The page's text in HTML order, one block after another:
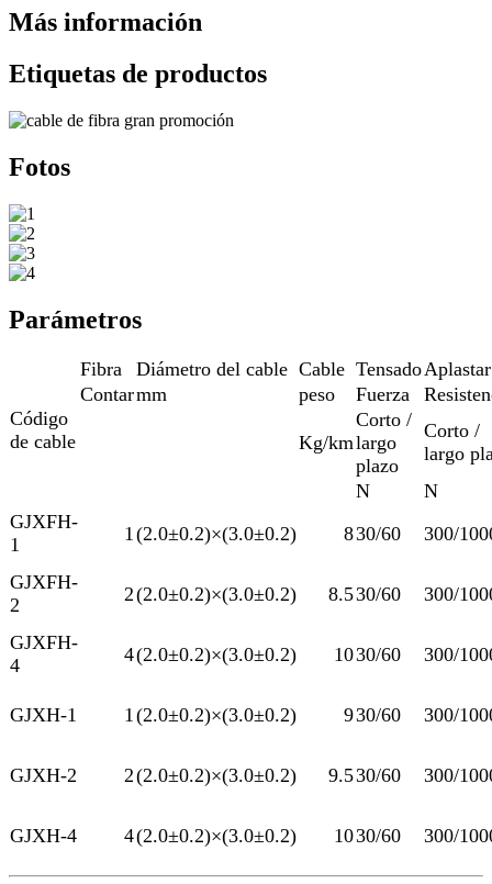
Más información
Etiquetas de productos
Fotos
Parámetros
Código
de cable
Fibra Diámetro del cable Cable TensadoAplastar
Contarmm peso Fuerza
Kg/km
Corto /
largo
plazo
Corto /
largo
N
N
GJXFH-
1
1 (2.0±0.2)×(3.0±0.2) 830/60 300/
GJXFH-
2
2(2.0±0.2)×(3.0±0.2) 8.530/60 300/
GJXFH-
4
4(2.0±0.2)×(3.0±0.2) 1030/60 300/
GJXH-1 1 (2.0±0.2)×(3.0±0.2) 930/60 300/
GJXH-2 2(2.0±0.2)×(3.0±0.2) 9.530/60 300/
GJXH-4 4(2.0±0.2)×(3.0±0.2) 1030/60 300/